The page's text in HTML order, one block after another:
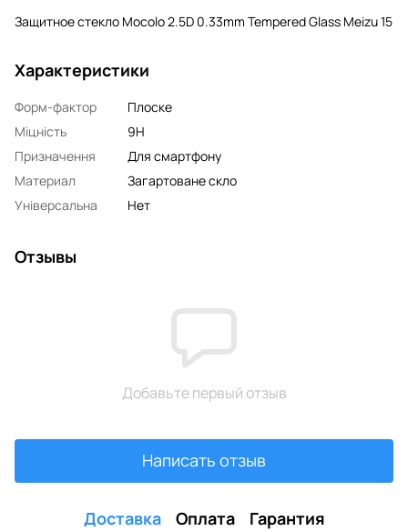
Защитное стекло Mocolo 2.5D 0.33mm Tempered Glass Meizu 15
Характеристики
Форм-фактор
Плоске
Міцність
9H
Призначення
Для смартфону
Материал
Загартоване скло
Універсальна
Нет
Отзывы
Добавьте первый отзыв
Написать отзыв
Доставка Оплата Гарантия